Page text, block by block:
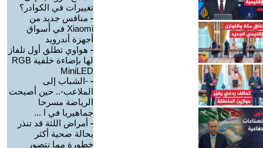
تغييرات في الكوادر؟
- منافس جديد من
Xiaomi في أسواق
أجهزة أندرويد
- هواوي تطلق أول تلفاز
لها بإضاءة خلفية RGB
MiniLED
- -الشباب إلى
الملاعب-.. حين أصبحت
الرياضة مسرحا
جماهيريا في ا ...
- أمراض اللثة قد تنذر
بحالة صحية أكثر
خطورة مما نتصور